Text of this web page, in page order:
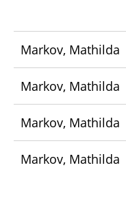
Markov, Mathilda
Markov, Mathilda
Markov, Mathilda
Markov, Mathilda